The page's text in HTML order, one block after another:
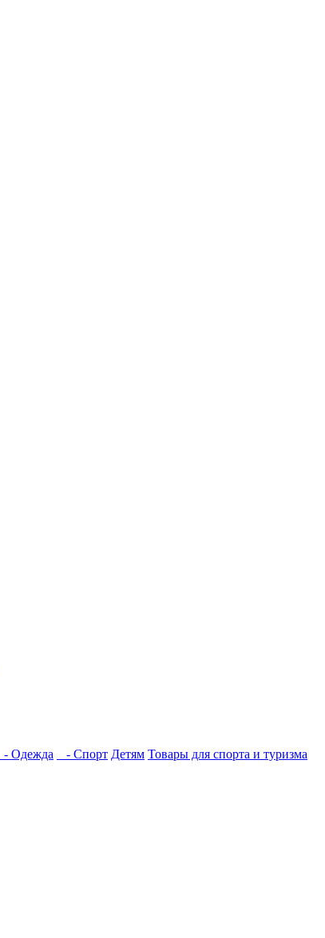
- Одежда - Спорт Детям Товары для спорта и туризма